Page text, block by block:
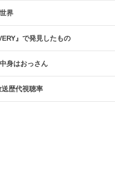
界
』で発見したもの
身はおっさん
送歴代視聴率